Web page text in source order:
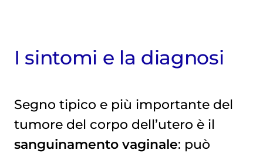
I sintomi e la diagnosi
Segno tipico e più importante del
tumore del corpo dell’utero è il
sanguinamento vaginale: può